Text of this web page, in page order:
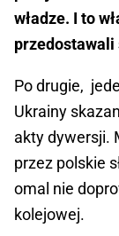
władze. I to
przedostawali
Po drugie,
Ukrainy
akty dywersji.
przez polskie
omal nie
kolejowej.